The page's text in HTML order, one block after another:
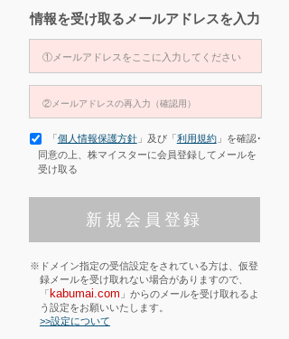
情報を受け取るメールアドレスを入力
「 個人情報保護方針」及び「 利用規約」を確認･
同意の上、株マイスターに会員登録してメールを
受け取る
※ドメイン指定の受信設定をされている方は、仮登
録メールを受け取れない場合がありますので、
「 kabumai.com 」からのメールを受け取れるよ
う設定をお願いいたします。
>>設定について